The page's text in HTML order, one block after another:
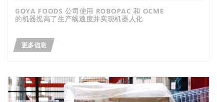
GOYA FOODS 公司使用 ROBOPAC 和 OCME
的机器提高了生产线速度并实现机器人化
更多信息